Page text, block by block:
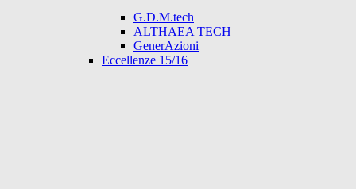
G.D.M.tech
ALTHAEA TECH
GenerAzioni
Eccellenze 15/16